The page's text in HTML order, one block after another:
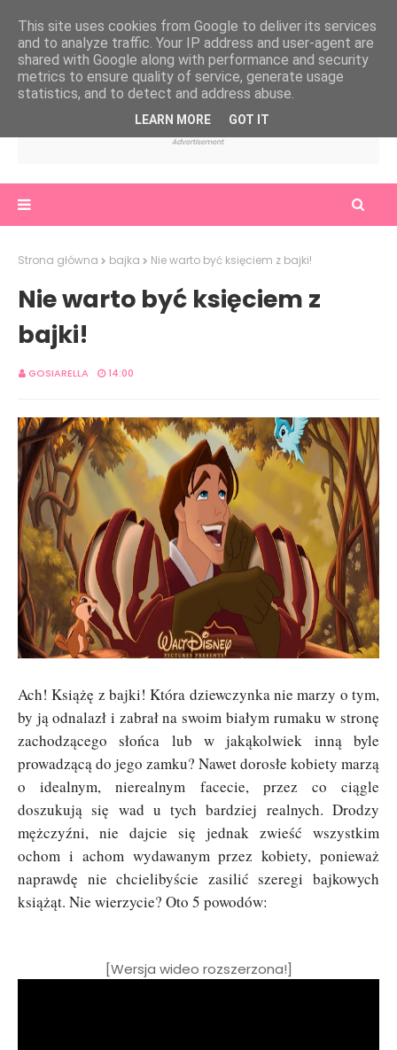
Strona główna bajka Nie warto być księciem z bajki!
Nie warto być księciem z
bajki!
GOSIARELLA 14:00
Ach! Książę z bajki! Która dziewczynka nie marzy o tym,
by ją odnalazł i zabrał na swoim białym rumaku w stronę
zachodzącego słońca lub w jakąkolwiek inną byle
prowadzącą do jego zamku? Nawet dorosłe kobiety marzą
o idealnym, nierealnym facecie, przez co ciągle
doszukują się wad u tych bardziej realnych. Drodzy
mężczyźni, nie dajcie się jednak zwieść wszystkim
ochom i achom wydawanym przez kobiety, ponieważ
naprawdę nie chcielibyście zasilić szeregi bajkowych
książąt. Nie wierzycie? Oto 5 powodów:
[Wersja wideo rozszerzona!]
This site uses cookies from Google to deliver its services
and to analyze traffic. Your IP address and user-agent are
shared with Google along with performance and security
metrics to ensure quality of service, generate usage
statistics, and to detect and address abuse.
LEARN MORE GOT IT